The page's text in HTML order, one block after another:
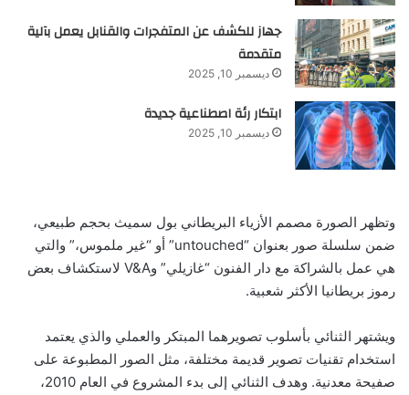
جهاز للكشف عن المتفجرات والقنابل يعمل بآلية
متقدمة
ديسمبر 10, 2025
ابتكار رئة اصطناعية جديدة
ديسمبر 10, 2025
وتظهر الصورة مصمم الأزياء البريطاني بول سميث بحجم طبيعي،
ضمن سلسلة صور بعنوان “untouched” أو “غير ملموس،” والتي
هي عمل بالشراكة مع دار الفنون “غازيلي” وV&A لاستكشاف بعض
رموز بريطانيا الأكثر شعبية.
ويشتهر الثنائي بأسلوب تصويرهما المبتكر والعملي والذي يعتمد
استخدام تقنيات تصوير قديمة مختلفة، مثل الصور المطبوعة على
صفيحة معدنية. وهدف الثنائي إلى بدء المشروع في العام 2010،